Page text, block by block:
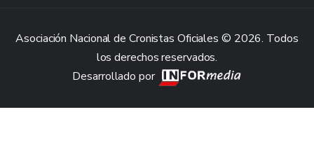
Asociación Nacional de Cronistas Oficiales © 2026. Todos
los derechos reservados.
Desarrollado por